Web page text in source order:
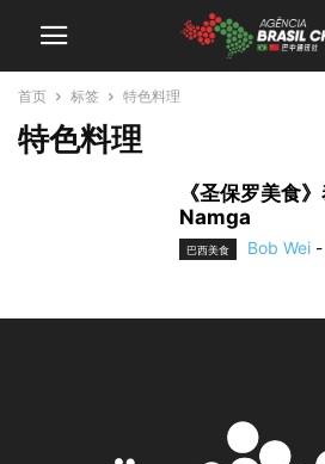
首页 标签 特色料理
特色料理
《圣保罗美食
Namga
巴西美食 Bob Wei -